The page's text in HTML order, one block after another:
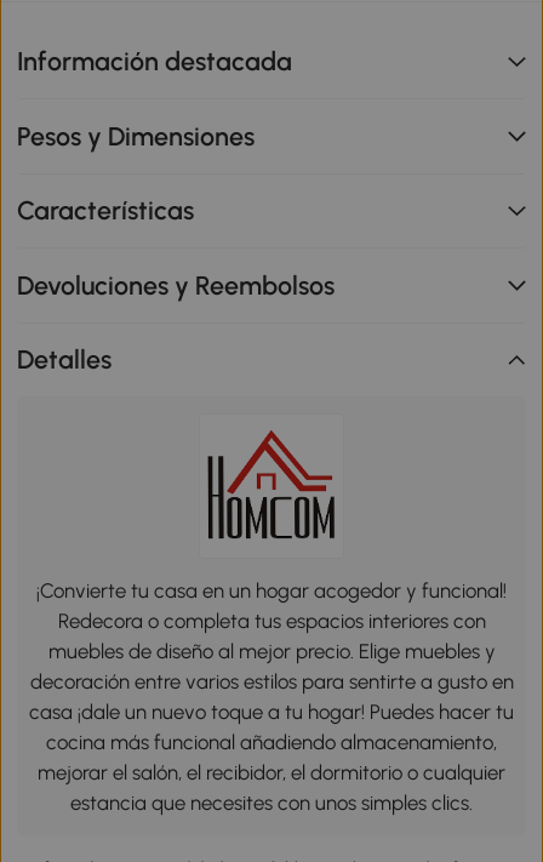
Información destacada
Pesos y Dimensiones
Características
Devoluciones y Reembolsos
Detalles
¡Convierte tu casa en un hogar acogedor y funcional!
Redecora o completa tus espacios interiores con
muebles de diseño al mejor precio. Elige muebles y
decoración entre varios estilos para sentirte a gusto en
casa ¡dale un nuevo toque a tu hogar! Puedes hacer tu
cocina más funcional añadiendo almacenamiento,
mejorar el salón, el recibidor, el dormitorio o cualquier
estancia que necesites con unos simples clics.